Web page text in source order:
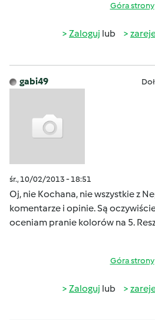
Góra strony
Zaloguj lub
gabi49
śr., 10/02/2013 - 18:51
Oj, nie Kochana, nie wszystkie z
komentarze i opinie. Są
oceniam pranie kolorów na 5.
Góra strony
Zaloguj lub